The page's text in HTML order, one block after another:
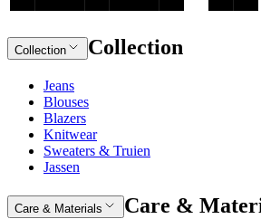
Collection Collection
Jeans
Blouses
Blazers
Knitwear
Sweaters & Truien
Jassen
Care & Materials Care &